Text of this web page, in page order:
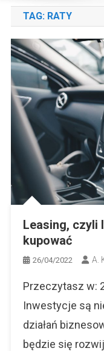
TAG: RATY
Leasing, czyli
kupować
26/04/2022 A.
Przeczytasz w:
Inwestycje są
działań
będzie się